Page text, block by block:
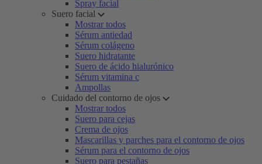
Spray facial
Suero facial
Mostrar todos
Sérum antiedad
Sérum colágeno
Suero hidratante
Suero de ácido hialurónico
Sérum vitamina c
Ampollas
Cuidado del contorno de ojos
Mostrar todos
Suero para cejas
Crema de ojos
Mascarillas y parches para el contorno de ojos
Sérum para el contorno de ojos
Suero para pestañas